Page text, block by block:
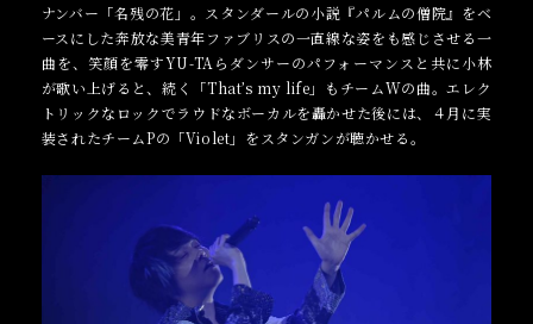
ナンバー「名残の花」。スタンダールの小説『パルムの僧院』をベ
ースにした奔放な美青年ファブリスの一直線な姿をも感じさせる一
曲を、笑顔を零すYU-TAらダンサーのパフォーマンスと共に小林
が歌い上げると、続く「That’s my life」もチームWの曲。エレク
トリックなロックでラウドなボーカルを轟かせた後には、４月に実
装されたチームPの「Violet」をスタンガンが聴かせる。